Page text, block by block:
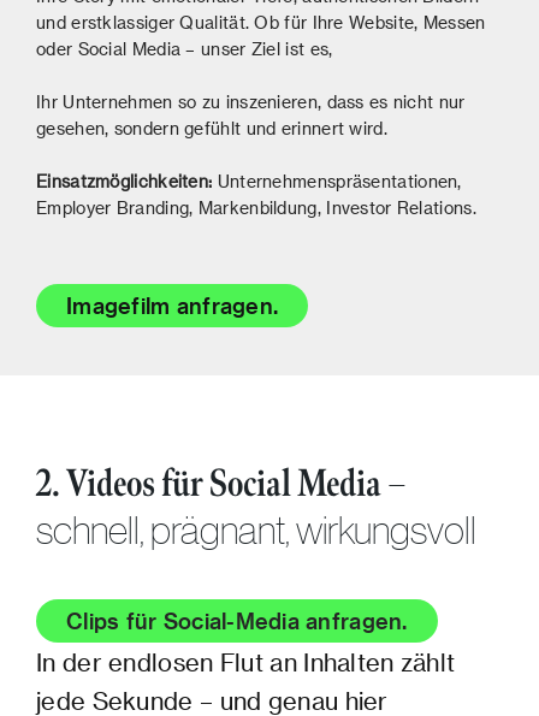
und erstklassiger Qualität. Ob für Ihre Website, Messen
oder Social Media – unser Ziel ist es,
Ihr Unternehmen so zu inszenieren, dass es nicht nur
gesehen, sondern gefühlt und erinnert wird.
Einsatzmöglichkeiten: Unternehmenspräsentationen,
Employer Branding, Markenbildung, Investor Relations.
Imagefilm anfragen.
In der endlosen Flut an Inhalten zählt
jede Sekunde – und genau hier
2. Videos für Social Media–
schnell, prägnant, wirkungsvoll
Clips für Social-Media anfragen.